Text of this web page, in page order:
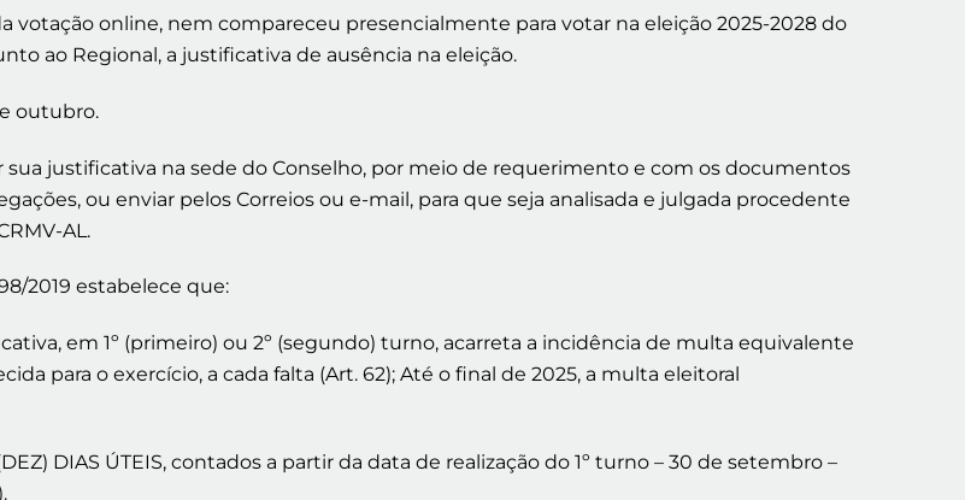
votação online, nem compareceu presencialmente para votar na eleição 2025-2028 do
ao Regional, a justificativa de ausência na eleição.
outubro.
sua justificativa na sede do Conselho, por meio de requerimento e com os documentos
ou enviar pelos Correios ou e-mail, para que seja analisada e julgada procedente
AL.
2019 estabelece que:
em 1º (primeiro) ou 2º (segundo) turno, acarreta a incidência de multa equivalente
para o exercício, a cada falta (Art. 62); Até o final de 2025, a multa eleitoral
DIAS ÚTEIS, contados a partir da data de realização do 1º turno – 30 de setembro –